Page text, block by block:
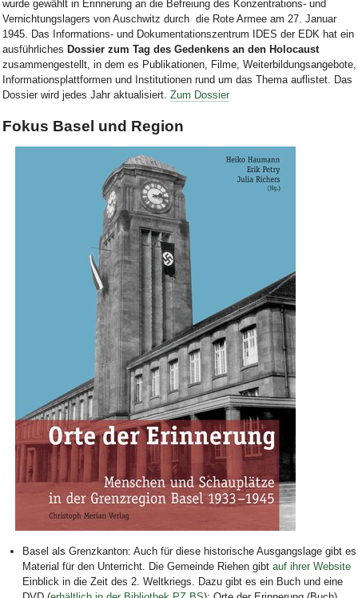
wurde gewählt in Erinnerung an die Befreiung des Konzentrations- und
Vernichtungslagers von Auschwitz durch die Rote Armee am 27. Januar
1945. Das Informations- und Dokumentationszentrum IDES der EDK hat ein
ausführliches Dossier zum Tag des Gedenkens an den Holocaust
zusammengestellt, in dem es Publikationen, Filme, Weiterbildungsangebote,
Informationsplattformen und Institutionen rund um das Thema auflistet. Das
Dossier wird jedes Jahr aktualisiert. Zum Dossier
Fokus Basel und Region
Basel als Grenzkanton: Auch für diese historische Ausgangslage gibt es
Material für den Unterricht. Die Gemeinde Riehen gibtauf ihrer Website
Einblick in die Zeit des 2. Weltkriegs. Dazu gibt es ein Buch und eine